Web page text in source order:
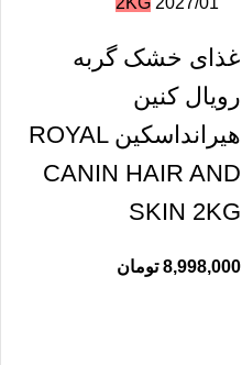
غذای خشک گربه
رویال کنین
هیرانداسکین ROYAL
CANIN HAIR AND
SKIN 2KG
8,998,000 تومان